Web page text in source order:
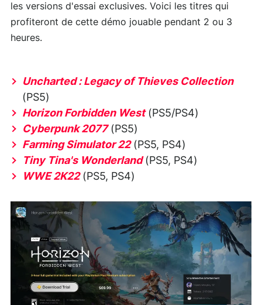
les versions d'essai exclusives. Voici les titres qui
profiteront de cette démo jouable pendant 2 ou 3
heures.
Uncharted : Legacy of Thieves Collection
(PS5)
Horizon Forbidden West(PS5/PS4)
Cyberpunk 2077(PS5)
Farming Simulator 22(PS5, PS4)
Tiny Tina's Wonderland(PS5, PS4)
WWE 2K22(PS5, PS4)